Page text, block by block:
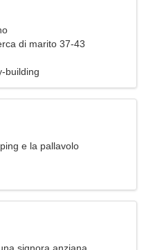
di marito 37-43
building
e la pallavolo